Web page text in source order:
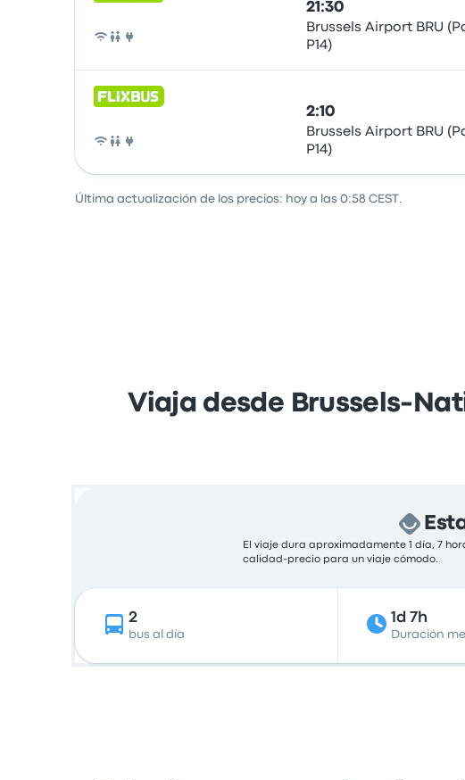
Autobús
21:30
Brussels Airport BRU
P14)
Autobús
2:10
Brussels Airport BRU
P14)
Última actualización de los precios: hoy a las 0:58 CEST.
Viaja desde Brussels-
El viaje dura aproximadamente 1 día, 7
calidad-precio para un viaje cómodo.
2
bus al día
1d 7h
Duración